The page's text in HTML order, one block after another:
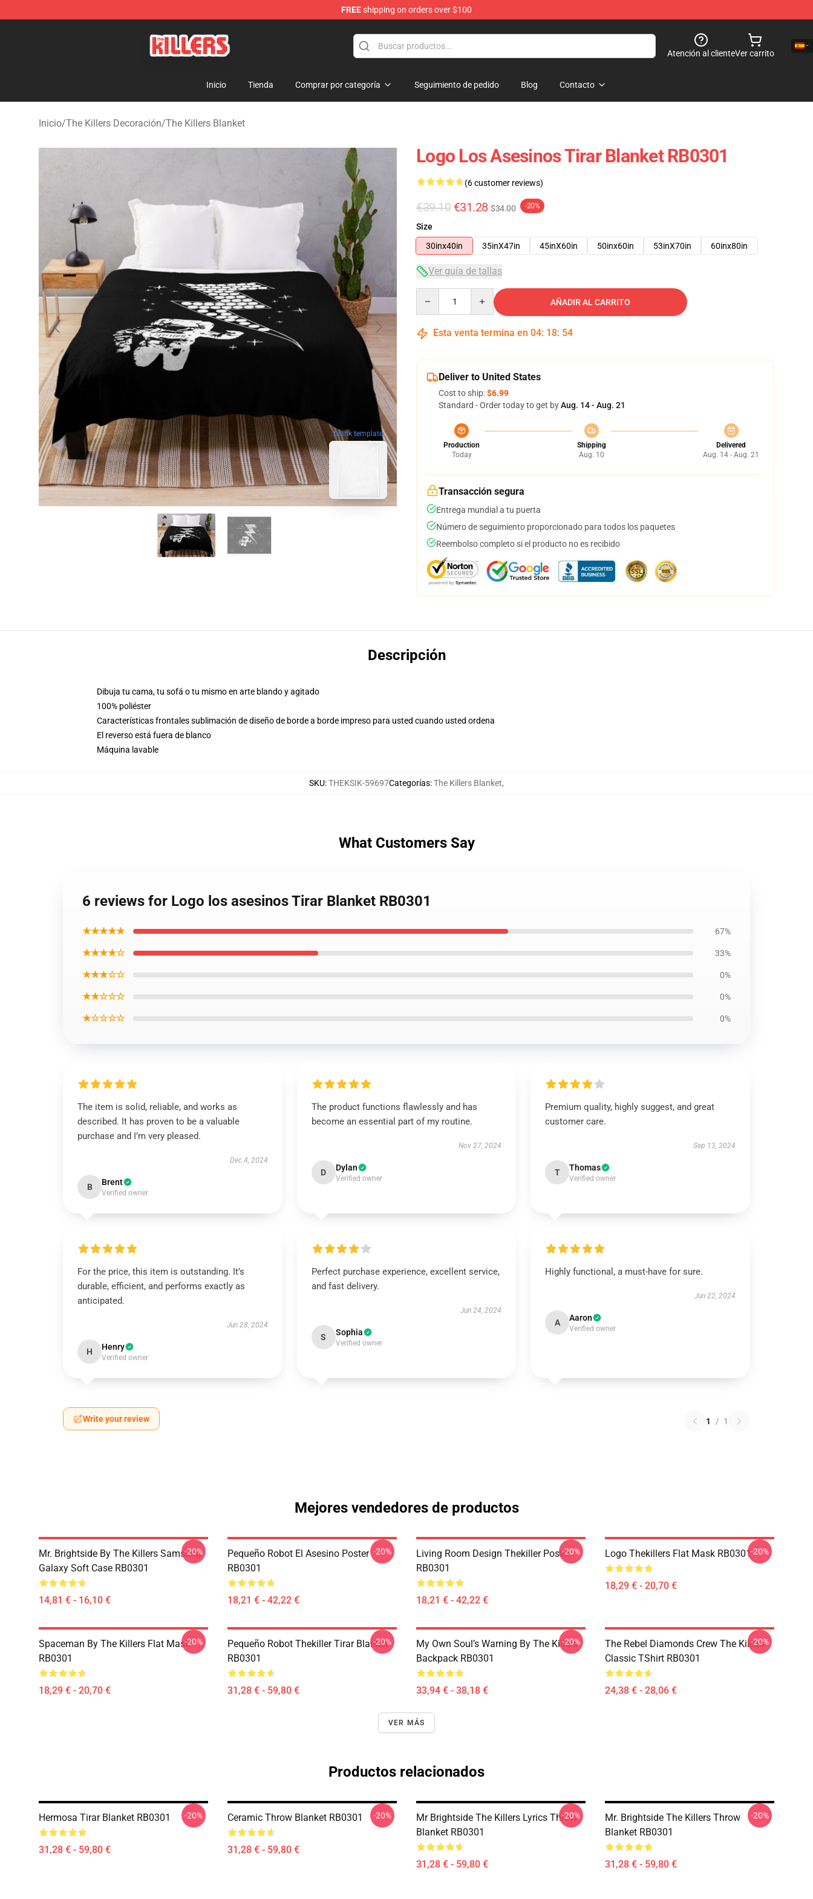
FREEshipping on orders over $100
Atención al clienteVer carrito
Inicio Tienda Comprar por categoría Seguimiento de pedido Blog Contacto
Inicio/The Killers Decoración/The Killers Blanket
blank template
Logo Los Asesinos Tirar Blanket RB0301
(6 customer reviews)
€39.10 €31.28 $34.00 -20%
Size
30inx40in
35inX47in 45inX60in 50inx60in 53inX70in 60inx80in
Ver guía de tallas
AÑADIR AL CARRITO
Esta venta termina en 04: 18: 53
Deliver to United States
Cost to ship:$6.99
Standard - Order today to get byAug. 14 - Aug. 21
Production
Today
Shipping
Aug. 10
Delivered
Aug. 14 - Aug. 21
Transacción segura
Entrega mundial a tu puerta
Número de seguimiento proporcionado para todos los paquetes
Reembolso completo si el producto no es recibido
Descripción
Dibuja tu cama, tu sofá o tu mismo en arte blando y agitado
100% poliéster
Características frontales sublimación de diseño de borde a borde impreso para usted cuando usted ordena
El reverso está fuera de blanco
Máquina lavable
SKU:THEKSIK-59697Categorías:The Killers Blanket,
What Customers Say
6 reviews for Logo los asesinos Tirar Blanket RB0301
★★★★★ 67%
★★★★☆ 33%
★★★☆☆ 0%
★★☆☆☆ 0%
★☆☆☆☆ 0%
The item is solid, reliable, and works as
described. It has proven to be a valuable
purchase and I’m very pleased.
Dec 4, 2024
B Brent
Verified owner
The product functions flawlessly and has
become an essential part of my routine.
Nov 27, 2024
D Dylan
Verified owner
Premium quality, highly suggest, and great
customer care.
Sep 13, 2024
T Thomas
Verified owner
For the price, this item is outstanding. It’s
durable, efficient, and performs exactly as
anticipated.
Jun 28, 2024
H Henry
Verified owner
Perfect purchase experience, excellent service,
and fast delivery.
Jun 24, 2024
S Sophia
Verified owner
Highly functional, a must-have for sure.
Jun 22, 2024
A Aaron
Verified owner
Write your review 1 / 1
Mejores vendedores de productos
Mr. Brightside By The Killers Samsung
Galaxy Soft Case RB0301
14,81 € - 16,10 €
-20%
Pequeño Robot El Asesino Poster
RB0301
18,21 € - 42,22 €
-20%
Living Room Design Thekiller Poster
RB0301
18,21 € - 42,22 €
-20% Logo Thekillers Flat Mask RB0301
18,29 € - 20,70 €
-20%
Spaceman By The Killers Flat Mask
RB0301
18,29 € - 20,70 €
-20%
Pequeño Robot Thekiller Tirar Blanket
RB0301
31,28 € - 59,80 €
-20%
My Own Soul’s Warning By The Killers
Backpack RB0301
33,94 € - 38,18 €
-20%
The Rebel Diamonds Crew The Killers
Classic TShirt RB0301
24,38 € - 28,06 €
-20%
VER MÁS
Productos relacionados
Hermosa Tirar Blanket RB0301
31,28 € - 59,80 €
-20% Ceramic Throw Blanket RB0301
31,28 € - 59,80 €
-20%
Mr Brightside The Killers Lyrics Throw
Blanket RB0301
31,28 € - 59,80 €
-20%
Mr. Brightside The Killers Throw
Blanket RB0301
31,28 € - 59,80 €
-20%